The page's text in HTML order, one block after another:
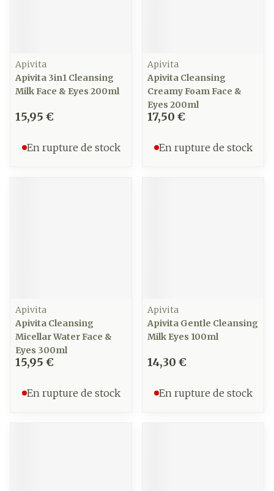
Apivita
Apivita 3in1 Cleansing
Milk Face & Eyes 200ml
15,95 €
En rupture de stock
Apivita
Apivita Cleansing
Creamy Foam Face &
Eyes 200ml
17,50 €
En rupture de stock
Apivita
Apivita Cleansing
Micellar Water Face &
Eyes 300ml
15,95 €
En rupture de stock
Apivita
Apivita Gentle Cleansing
Milk Eyes 100ml
14,30 €
En rupture de stock